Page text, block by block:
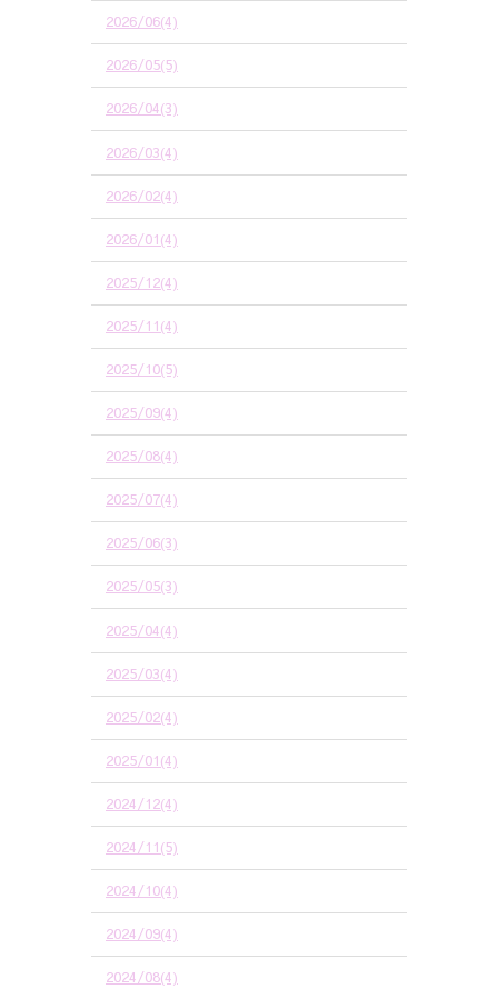
2026/06(4)
2026/05(5)
2026/04(3)
2026/03(4)
2026/02(4)
2026/01(4)
2025/12(4)
2025/11(4)
2025/10(5)
2025/09(4)
2025/08(4)
2025/07(4)
2025/06(3)
2025/05(3)
2025/04(4)
2025/03(4)
2025/02(4)
2025/01(4)
2024/12(4)
2024/11(5)
2024/10(4)
2024/09(4)
2024/08(4)